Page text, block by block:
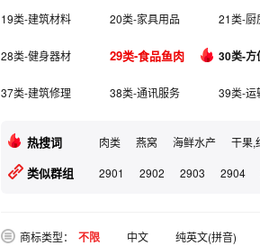
19类-建筑材料 20类-家具用品 21类-厨
28类-健身器材 29类-食品鱼肉 30类-方
37类-建筑修理 38类-通讯服务 39类-运
热搜词 肉类 燕窝 海鲜水产 干果,
类似群组 2901 2902 2903 2904
商标类型： 不限 中文 纯英文(拼音)